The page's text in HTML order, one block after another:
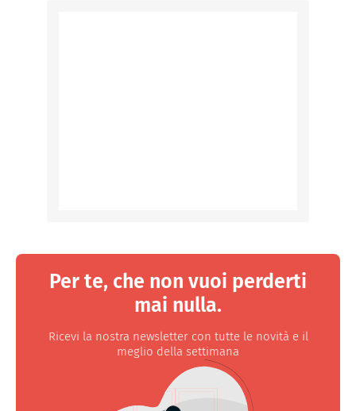
Per te, che non vuoi perderti
mai nulla.
Ricevi la nostra newsletter con tutte le novità e il
meglio della settimana